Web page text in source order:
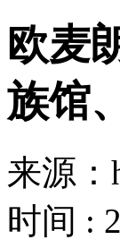
欧麦
族馆
来源：
时间 :